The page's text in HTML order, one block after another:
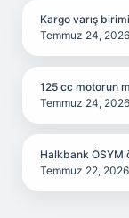
Kargo varış
Temmuz 24, 2026
125 cc motorun
Temmuz 24, 2026
Halkbank ÖSYM
Temmuz 22, 2026